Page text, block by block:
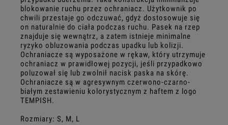
blokowanie ruchu przez ochraniacz. Użytkownik po
chwili przestaje go odczuwać, gdyż dostosowuje się
on naturalnie do ciała podczas ruchu. Pasek na rzep
znajduje się wewnątrz, a zatem istnieje minimalne
ryzyko obluzowania podczas upadku lub kolizji.
Ochraniacze są wyposażone w rękaw, który utrzymuje
ochraniacz w prawidłowej pozycji, jeśli przypadkowo
poluzował się lub zwolnił nacisk paska na skórę.
Ochraniacze są w agresywnym czerwono-czarno-
białym zestawieniu kolorystycznym z haftem z logo
TEMPISH.
Rozmiary: S, M, L